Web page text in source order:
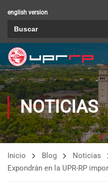
english version
NOTICIAS
Inicio Blog
Noticias
Expondrán en la UPR-RP